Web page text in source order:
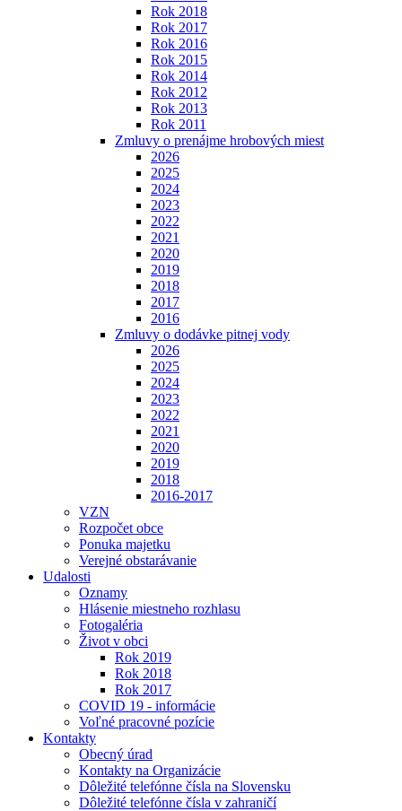
Rok 2018
Rok 2017
Rok 2016
Rok 2015
Rok 2014
Rok 2012
Rok 2013
Rok 2011
Zmluvy o prenájme hrobových miest
2026
2025
2024
2023
2022
2021
2020
2019
2018
2017
2016
Zmluvy o dodávke pitnej vody
2026
2025
2024
2023
2022
2021
2020
2019
2018
2016-2017
VZN
Rozpočet obce
Ponuka majetku
Verejné obstarávanie
Udalosti
Oznamy
Hlásenie miestneho rozhlasu
Fotogaléria
Život v obci
Rok 2019
Rok 2018
Rok 2017
COVID 19 - informácie
Voľné pracovné pozície
Kontakty
Obecný úrad
Kontakty na Organizácie
Dôležité telefónne čísla na Slovensku
Dôležité telefónne čísla v zahraničí